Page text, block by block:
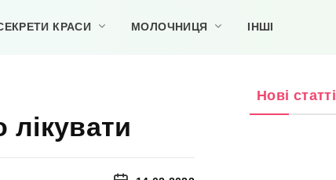
КРАСИ МОЛОЧНИЦЯ ІНШІ
лікувати
Нові статті